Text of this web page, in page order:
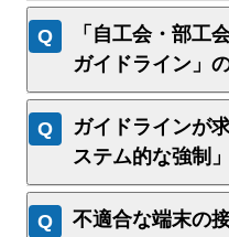
「自工会・部工
ガイドライン」
ガイドラインが
ステム的な強制
不適合な端末の